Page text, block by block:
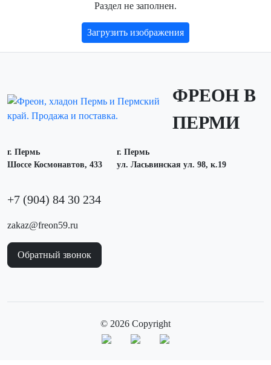
Раздел не заполнен.
Загрузить изображения
ФРЕОН В
ПЕРМИ
г. Пермь
Шоссе Космонавтов, 433
г. Пермь
ул. Ласьвинская ул. 98, к.19
+7 (904) 84 30 234
zakaz@freon59.ru
Обратный звонок
© 2026 Copyright